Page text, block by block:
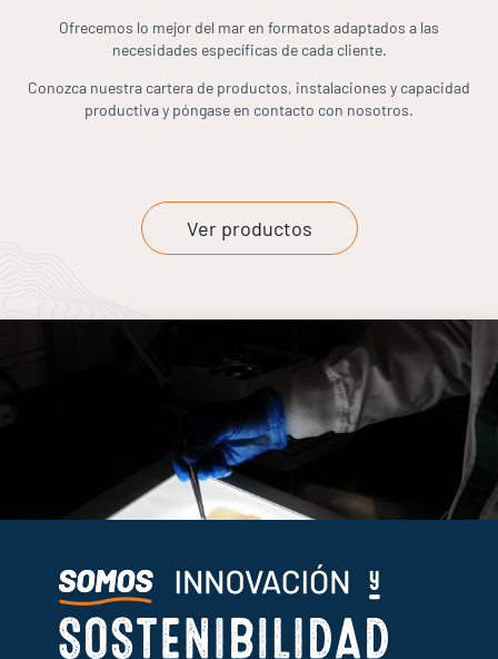
Ofrecemos lo mejor del mar en formatos adaptados a las
necesidades específicas de cada cliente.
Conozca nuestra cartera de productos, instalaciones y capacidad
productiva y póngase en contacto con nosotros.
Ver productos